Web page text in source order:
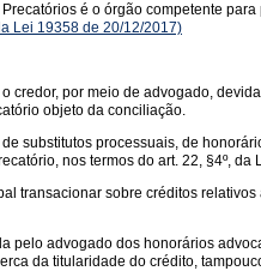
é o órgão competente
Lei 19358 de 20/12/2017)
credor, por meio de advogado,
objeto da conciliação.
substitutos processuais, de
nos termos do art. 22, §4º, da
transacionar sobre créditos
pelo advogado dos honorários
da titularidade do crédito,